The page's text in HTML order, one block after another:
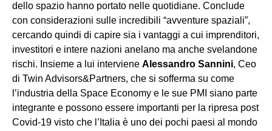
dello spazio hanno portato nelle quotidiane. Conclude
con considerazioni sulle incredibili “avventure spaziali”,
cercando quindi di capire sia i vantaggi a cui imprenditori,
investitori e intere nazioni anelano ma anche svelandone
rischi. Insieme a lui interviene Alessandro Sannini, Ceo
di Twin Advisors&Partners, che si sofferma su come
l’industria della Space Economy e le sue PMI siano parte
integrante e possono essere importanti per la ripresa post
Covid-19 visto che l’Italia è uno dei pochi paesi al mondo